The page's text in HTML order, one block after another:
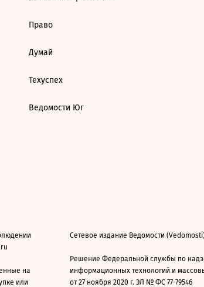
Право
Думай
Техуспех
Ведомости Юг
на
или
Сетевое издание Ведомости
Решение Федеральной службы по
информационных технологий и
от 27 ноября 2020 г. ЭЛ № ФС 77-79546